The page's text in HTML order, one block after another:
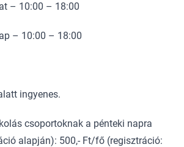
– 10:00 – 18:00
– 10:00 – 18:00
ingyenes.
csoportoknak a pénteki napra
alapján): 500,- Ft/fő (regisztráció: